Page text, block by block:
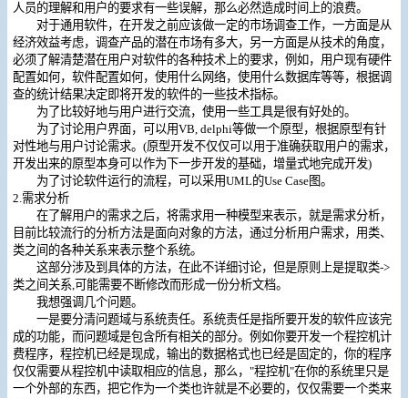
人员的理解和用户的要求有一些误解，那么必然造成时间上的浪费。
对于通用软件，在开发之前应该做一定的市场调查工作，一方面是从
经济效益考虑，调查产品的潜在市场有多大，另一方面是从技术的角度，
必须了解清楚潜在用户对软件的各种技术上的要求，例如，用户现有硬件
配置如何，软件配置如何，使用什么网络，使用什么数据库等等，根据调
查的统计结果决定即将开发的软件的一些技术指标。
为了比较好地与用户进行交流，使用一些工具是很有好处的。
为了讨论用户界面，可以用VB, delphi等做一个原型，根据原型有针
对性地与用户讨论需求。(原型开发不仅仅可以用于准确获取用户的需求，
开发出来的原型本身可以作为下一步开发的基础，增量式地完成开发)
为了讨论软件运行的流程，可以采用UML的Use Case图。
2.需求分析
在了解用户的需求之后，将需求用一种模型来表示，就是需求分析，
目前比较流行的分析方法是面向对象的方法，通过分析用户需求，用类、
类之间的各种关系来表示整个系统。
这部分涉及到具体的方法，在此不详细讨论，但是原则上是提取类->
类之间关系,可能需要不断修改而形成一份分析文档。
我想强调几个问题。
一是要分清问题域与系统责任。系统责任是指所要开发的软件应该完
成的功能，而问题域是包含所有相关的部分。例如你要开发一个程控机计
费程序，程控机已经是现成，输出的数据格式也已经是固定的，你的程序
仅仅需要从程控机中读取相应的信息，那么，"程控机"在你的系统里只是
一个外部的东西，把它作为一个类也许就是不必要的，仅仅需要一个类来